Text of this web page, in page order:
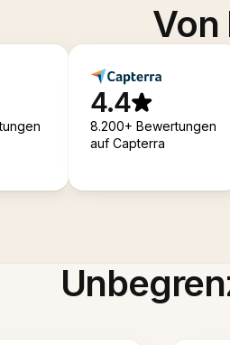
4.4
8.200+ Bewertungen
auf Capterra